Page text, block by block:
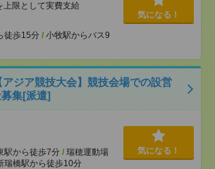
上限として実費支給
徒歩15分 / 小牧駅からバス9
気になる！
アジア競技大会】競技会場での設営
集[派遣]
駅から徒歩7分 / 瑞穂運動場
瑞橋駅から徒歩10分
気になる！